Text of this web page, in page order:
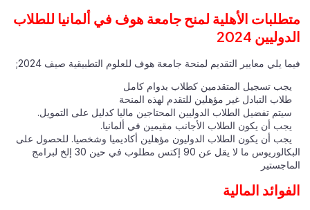
متطلبات الأهلية لمنح جامعة هوف في ألمانيا للطلاب
الدوليين 2024
فيما يلي معايير التقديم لمنحة جامعة هوف للعلوم التطبيقية صيف 2024;
يجب تسجيل المتقدمين كطلاب بدوام كامل
طلاب التبادل غير مؤهلين للتقدم لهذه المنحة
سيتم تفضيل الطلاب الدوليين المحتاجين ماليا كدليل على التمويل.
يجب أن يكون الطلاب الأجانب مقيمين في ألمانيا.
يجب أن يكون الطلاب الدوليون مؤهلين أكاديميا وشخصيا. للحصول على
البكالوريوس ما لا يقل عن 90 إكتس مطلوب في حين 30 إلخ لبرامج
الماجستير
الفوائد المالية